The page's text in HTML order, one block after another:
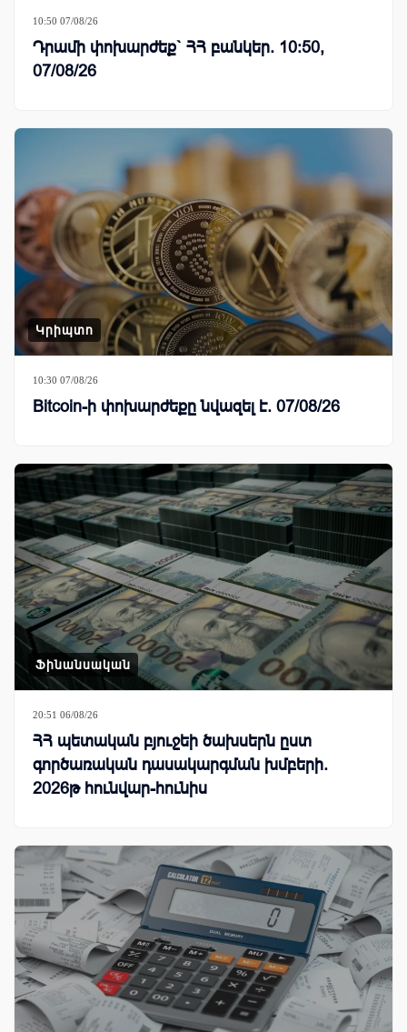
10:50 07/08/26
Դրամի փոխարժեք` ՀՀ բանկեր. 10:50,
07/08/26
Կրիպտո
10:30 07/08/26
Bitcoin-ի փոխարժեքը նվազել է. 07/08/26
Ֆինանսական
20:51 06/08/26
ՀՀ պետական բյուջեի ծախսերն ըստ
գործառական դասակարգման խմբերի.
2026թ հունվար-հունիս